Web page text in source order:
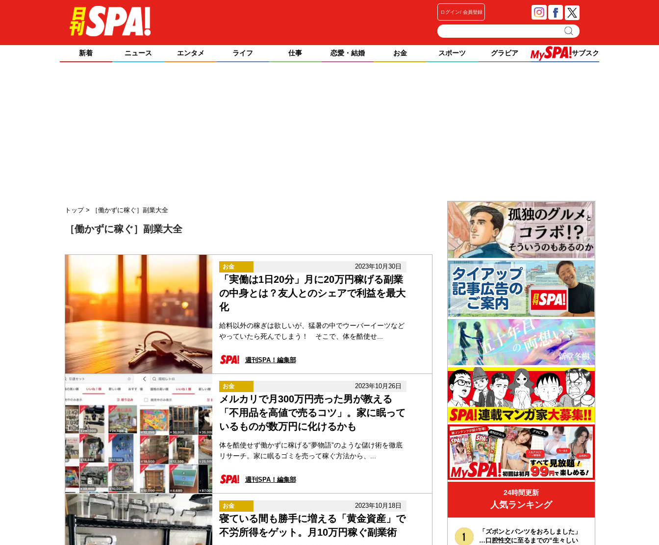
ログイン 会員登録
新着 ニュース エンタメ ライフ 仕事 恋愛・結婚 お金 スポーツ グラビア サブスク
トップ ［働かずに稼ぐ］副業大全
［働かずに稼ぐ］副業大全
お金 2023年10月30日
「実働は1日20分」月に20万円稼げる副業
の中身とは？友人とのシェアで利益を最大
化
給料以外の稼ぎは欲しいが、猛暑の中でウーバーイーツなど
やっていたら死んでしまう！ そこで、体を酷使せ...
週刊SPA！編集部
お金 2023年10月26日
メルカリで月300万円売った男が教える
「不用品を高値で売るコツ」。家に眠って
いるものが数万円に化けるかも
体を酷使せず働かずに稼げる“夢物語”のような儲け術を徹底
リサーチ。家に眠るゴミを売って稼ぐ方法から、...
週刊SPA！編集部
お金 2023年10月18日
寝ている間も勝手に増える「黄金資産」で
不労所得をゲット。月10万円稼ぐ副業術
24時間更新
人気ランキング
「ズボンとパンツをおろしました」
…口腔性交に至るまでの“生々しい